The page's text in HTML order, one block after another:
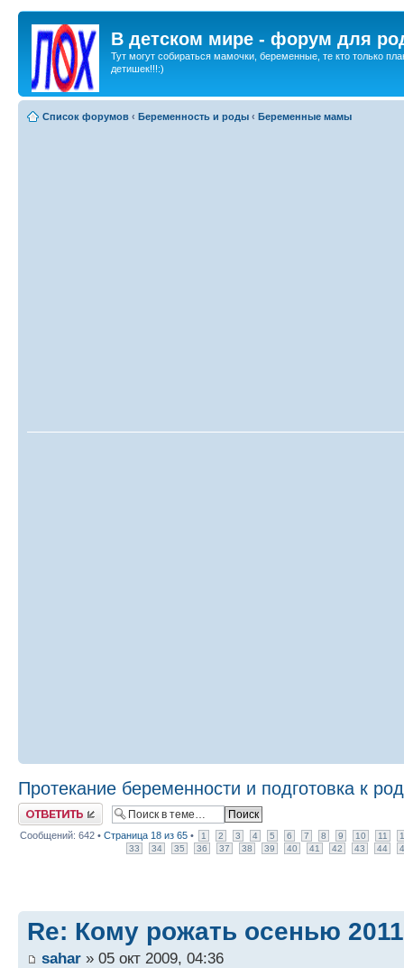
В детском мире - форум для
Тут могут собираться мамочки, беременные, те кто только
детишек!!!:)
Список форумов ‹ Беременность и роды ‹ Беременные мамы
Протекание беременности и подготовка к
Ответить
Сообщений: 642 • Страница 18 из 65 • 1 2 3 4 5 6 7 8 9 10 11
33
34 35 36 37 38 39 40 41 42 43 44
Re: Кому рожать осенью
sahar » 05 окт 2009, 04:36